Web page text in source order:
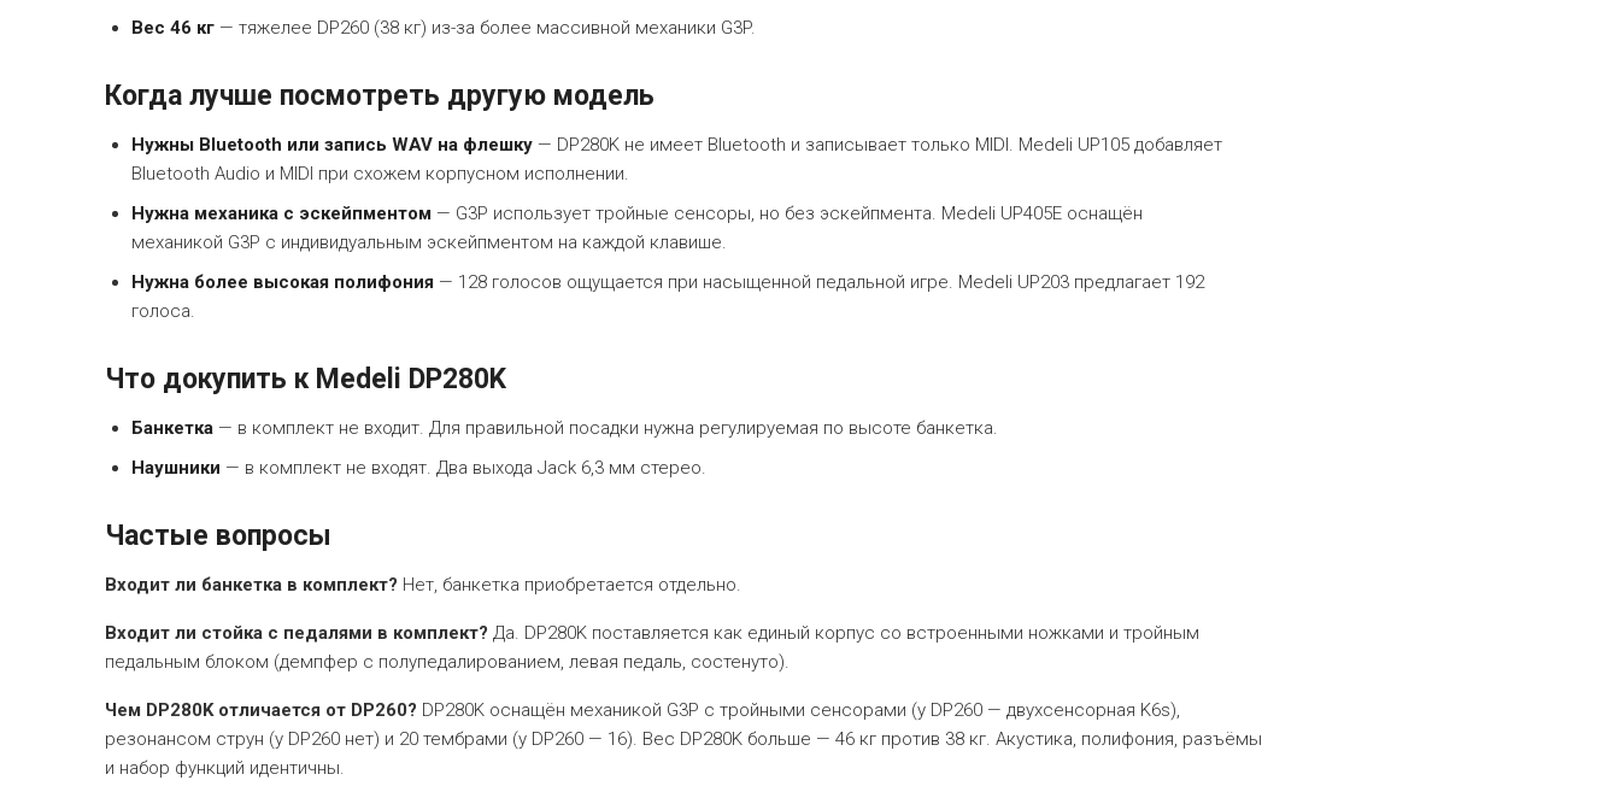
Вес 46 кг — тяжелее DP260 (38 кг) из-за более массивной механики G3P.
Когда лучше посмотреть другую модель
Нужны Bluetooth или запись WAV на флешку — DP280K не имеет Bluetooth и записывает только MIDI. Medeli UP105 добавляет
Bluetooth Audio и MIDI при схожем корпусном исполнении.
Нужна механика с эскейпментом — G3P использует тройные сенсоры, но без эскейпмента. Medeli UP405E оснащён
механикой G3P с индивидуальным эскейпментом на каждой клавише.
Нужна более высокая полифония — 128 голосов ощущается при насыщенной педальной игре. Medeli UP203 предлагает 192
голоса.
Что докупить к Medeli DP280K
Банкетка — в комплект не входит. Для правильной посадки нужна регулируемая по высоте банкетка.
Наушники — в комплект не входят. Два выхода Jack 6,3 мм стерео.
Частые вопросы
Входит ли банкетка в комплект? Нет, банкетка приобретается отдельно.
Входит ли стойка с педалями в комплект? Да. DP280K поставляется как единый корпус со встроенными ножками и тройным
педальным блоком (демпфер с полупедалированием, левая педаль, состенуто).
Чем DP280K отличается от DP260? DP280K оснащён механикой G3P с тройными сенсорами (у DP260 — двухсенсорная K6s),
резонансом струн (у DP260 нет) и 20 тембрами (у DP260 — 16). Вес DP280K больше — 46 кг против 38 кг. Акустика, полифония, разъёмы
и набор функций идентичны.